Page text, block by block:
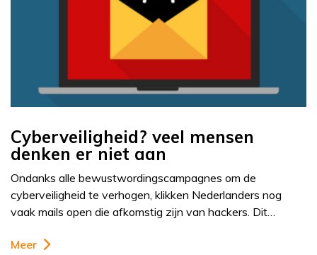
Cyberveiligheid? veel mensen
denken er niet aan
Ondanks alle bewustwordingscampagnes om de
cyberveiligheid te verhogen, klikken Nederlanders nog
vaak mails open die afkomstig zijn van hackers. Dit…
Meer